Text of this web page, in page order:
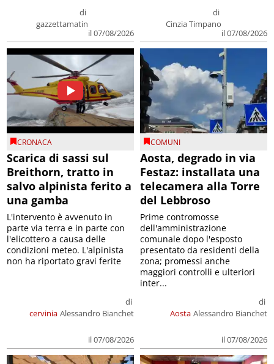
di
gazzettamatin
il 07/08/2026
di
Cinzia Timpano
il 07/08/2026
CRONACA
Scarica di sassi sul
Breithorn, tratto in
salvo alpinista ferito a
una gamba
cervinia
di
Alessandro Bianchet
il 07/08/2026
L'intervento è avvenuto in
parte via terra e in parte con
l'elicottero a causa delle
condizioni meteo. L'alpinista
non ha riportato gravi ferite
COMUNI
Aosta, degrado in via
Festaz: installata una
telecamera alla Torre
del Lebbroso
Aosta
di
Alessandro Bianchet
il 07/08/2026
Prime contromosse
dell'amministrazione
comunale dopo l'esposto
presentato da residenti della
zona; promessi anche
maggiori controlli e ulteriori
inter...